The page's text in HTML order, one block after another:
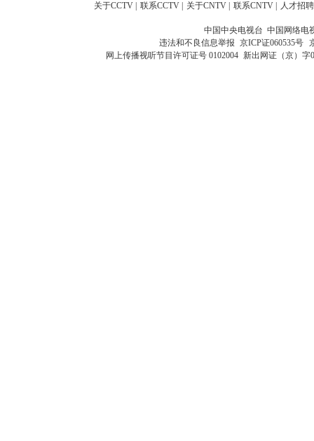
关于CCTV 联系CCTV 关于CNTV 联系CNTV 人才招聘
中国中央电视台 中国网络电
违法和不良信息举报 京ICP证060535号
网上传播视听节目许可证号 0102004 新出网证（京）